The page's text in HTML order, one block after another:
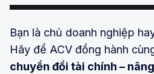
Bạn là chủ doanh nghiệp
Hãy để ACV đồng hành
chuyển đổi tài chính –